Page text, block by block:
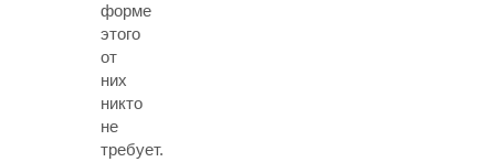
форме
этого
от
них
никто
не
требует.